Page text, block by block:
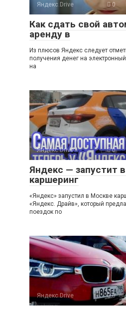
Яндекс.Drive 0
Как сдать свой
аренду в
Из плюсов Яндекс следует
получения денег на
на
Яндекс.Drive 0
Яндекс — запустит
каршеринг
«Яндекс» запустил в Москве
«Яндекс. Драйв», который
поездок по
Яндекс.Drive 0